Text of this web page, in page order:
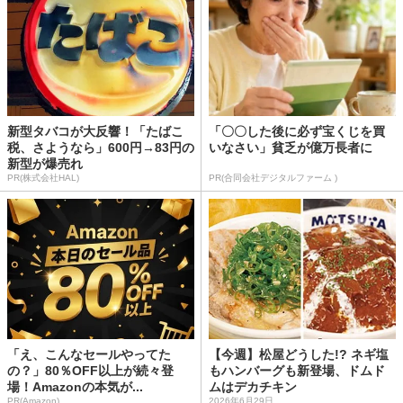
新型タバコが大反響！「たばこ
税、さようなら」600円→83円の
新型が爆売れ
PR(株式会社HAL)
「〇〇した後に必ず宝くじを買
いなさい」貧乏が億万長者に
PR(合同会社デジタルファーム )
「え、こんなセールやってた
の？」80％OFF以上が続々登
場！Amazonの本気が...
PR(Amazon)
【今週】松屋どうした!? ネギ塩
もハンバーグも新登場、ドムド
ムはデカチキン
2026年6月29日